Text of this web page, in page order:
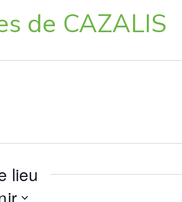
de CAZALIS
lieu